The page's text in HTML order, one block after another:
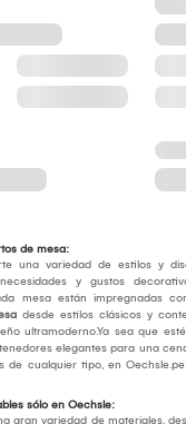
de mesa:
una variedad de estilos y
y gustos
mesa están impregnadas
desde estilos clásicos y
ultramoderno.Ya sea que
elegantes para una
de cualquier tipo, en
sólo en Oechsle:
gran variedad de materiales,